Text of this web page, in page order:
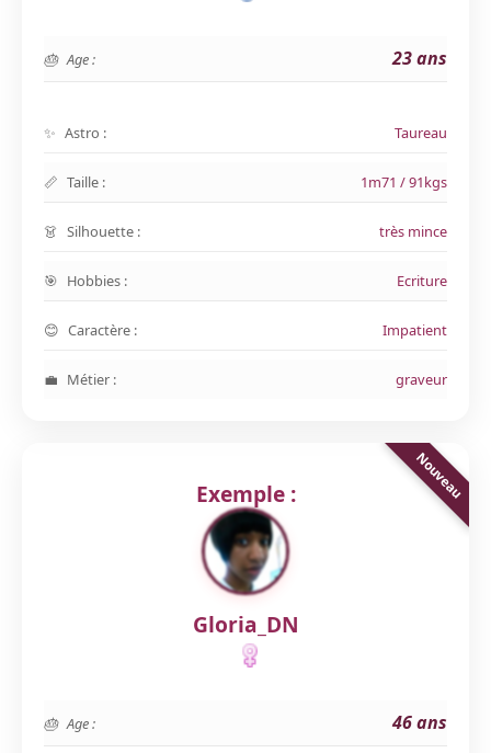
Age : 23 ans
Astro : Taureau
Taille : 1m71 / 91kgs
Silhouette : très mince
Hobbies : Ecriture
Caractère : Impatient
Métier : graveur
Exemple :
Gloria_DN
Age : 46 ans